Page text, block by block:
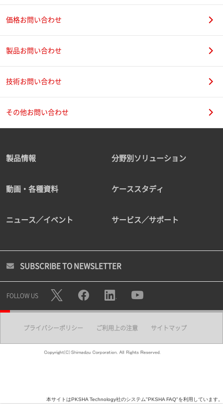
価格お問い合わせ
製品お問い合わせ
技術お問い合わせ
その他お問い合わせ
製品情報 分野別ソリューション
動画・各種資料 ケーススタディ
ニュース／イベント サービス／サポート
SUBSCRIBE TO NEWSLETTER
FOLLOW US
プライバシーポリシー ご利用上の注意 サイトマップ
本サイトはPKSHA Technology社のシステム"PKSHA FAQ"を利用しています。